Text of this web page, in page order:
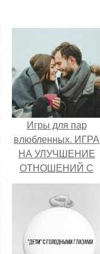
Игры для пар
влюбленных. ИГРА
НА УЛУЧШЕНИЕ
ОТНОШЕНИЙ С
ЛЮБИМЫМ